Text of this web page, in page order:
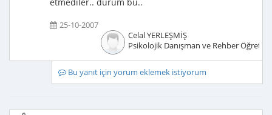
25-10-2007
Celal YERLEŞMİŞ
Psikolojik Danışman ve Rehber
Bu yanıt için yorum eklemek istiyorum